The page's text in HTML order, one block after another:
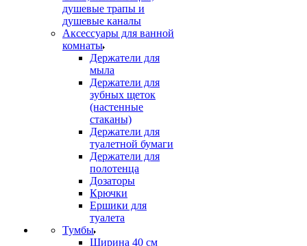
душевые трапы и
душевые каналы
Аксессуары для ванной
комнаты
Держатели для
мыла
Держатели для
зубных щеток
(настенные
стаканы)
Держатели для
туалетной бумаги
Держатели для
полотенца
Дозаторы
Крючки
Ершики для
туалета
Тумбы
Ширина 40 см